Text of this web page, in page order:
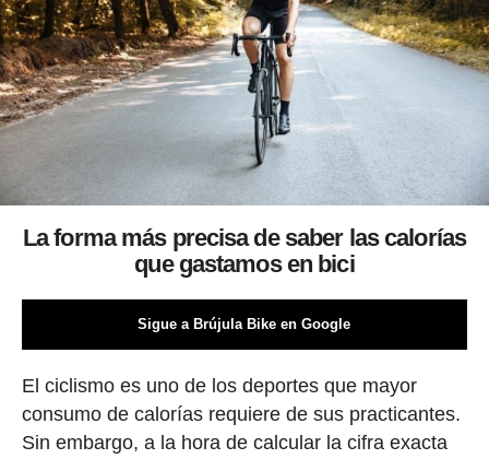
La forma más precisa de saber las calorías
que gastamos en bici
Sigue a Brújula Bike en Google
El ciclismo es uno de los deportes que mayor
consumo de calorías requiere de sus practicantes.
Sin embargo, a la hora de calcular la cifra exacta